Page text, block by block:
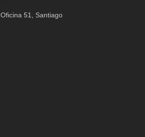
Oficina 51, Santiago